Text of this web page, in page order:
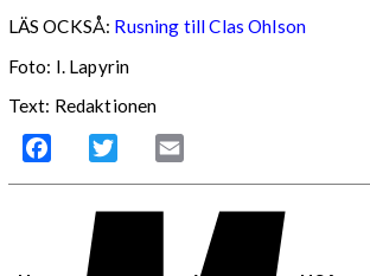
LÄS OCKSÅ: Rusning till Clas Ohlson
Foto: I. Lapyrin
Text: Redaktionen
Facebook Twitter